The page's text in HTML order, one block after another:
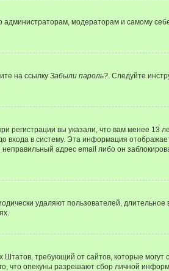
администраторам, модераторам и самому
на ссылку Забыли пароль? . Следуйте
вы указали, что вам менее 13
в систему. Эта информация
адрес email либо он
удаляют пользователей,
Штатов, требующий от сайтов, которые
что опекуны разрешают сбор личной